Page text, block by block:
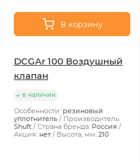
В корзину
DCGAr 100 Воздушный
клапан
в наличии
Особенности: резиновый
уплотнитель
Производитель:
Shuft
Страна бренда: Россия
Акция: нет Высота, мм: 210